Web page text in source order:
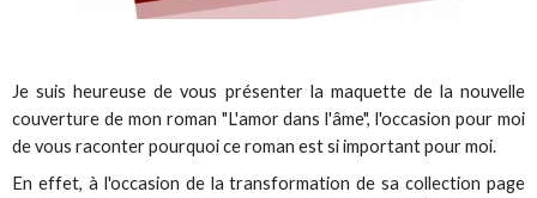
Je suis heureuse de vous présenter la maquette de la nouvelle
couverture de mon roman "L'amor dans l'âme", l'occasion pour moi
de vous raconter pourquoi ce roman est si important pour moi.
En effet, à l'occasion de la transformation de sa collection page